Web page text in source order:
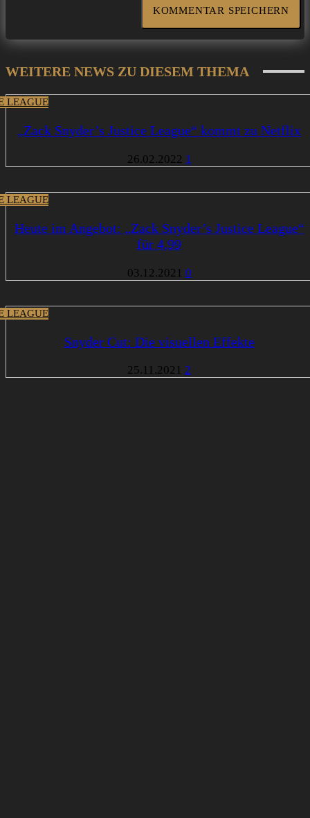
WEITERE NEWS ZU DIESEM THEMA
LEAGUE
„Zack Snyder’s Justice League“ kommt zu Netflix
26.02.2022 1
LEAGUE
Heute im Angebot: „Zack Snyder’s Justice League“
für 4,99
03.12.2021 0
LEAGUE
Snyder Cut: Die visuellen Effekte
25.11.2021 2